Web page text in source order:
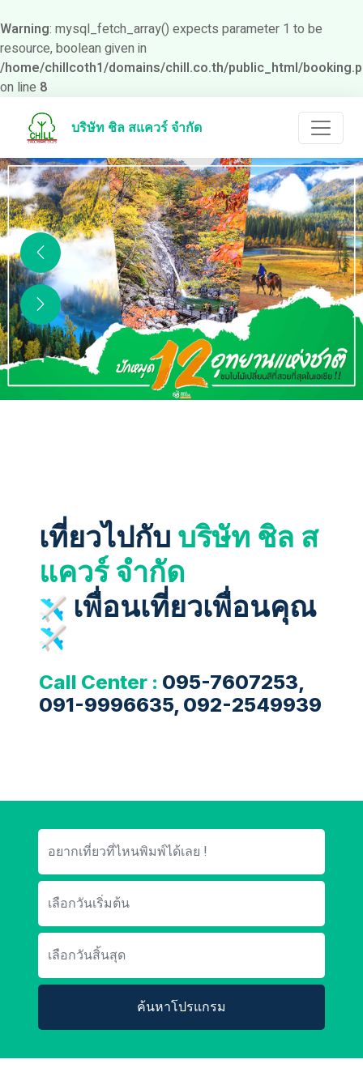
Warning: mysql_fetch_array() expects parameter 1 to be
resource, boolean given in
/home/chillcoth1/domains/chill.co.th/public_html/
on line 8
บริษัท ชิล สแควร์ จำกัด
เที่ยวไปกับ บริษัท ชิล ส
แควร์ จำกัด
เพื่อนเที่ยวเพื่อนคุณ
Call Center : 095-7607253,
091-9996635, 092-2549939
ค้นหาโปรแกรม